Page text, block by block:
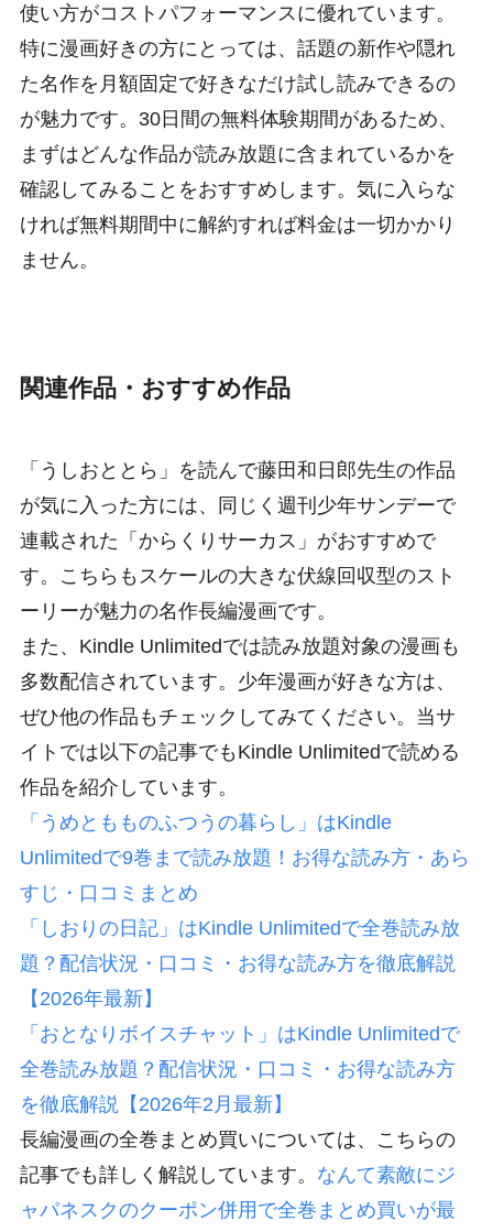
使い方がコストパフォーマンスに優れています。
特に漫画好きの方にとっては、話題の新作や隠れ
た名作を月額固定で好きなだけ試し読みできるの
が魅力です。30日間の無料体験期間があるため、
まずはどんな作品が読み放題に含まれているかを
確認してみることをおすすめします。気に入らな
ければ無料期間中に解約すれば料金は一切かかり
ません。
関連作品・おすすめ作品
「うしおととら」を読んで藤田和日郎先生の作品
が気に入った方には、同じく週刊少年サンデーで
連載された「からくりサーカス」がおすすめで
す。こちらもスケールの大きな伏線回収型のスト
ーリーが魅力の名作長編漫画です。
また、Kindle Unlimitedでは読み放題対象の漫画も
多数配信されています。少年漫画が好きな方は、
ぜひ他の作品もチェックしてみてください。当サ
イトでは以下の記事でもKindle Unlimitedで読める
作品を紹介しています。
「うめともものふつうの暮らし」はKindle
Unlimitedで9巻まで読み放題！お得な読み方・あら
すじ・口コミまとめ
「しおりの日記」はKindle Unlimitedで全巻読み放
題？配信状況・口コミ・お得な読み方を徹底解説
【2026年最新】
「おとなりボイスチャット」はKindle Unlimitedで
全巻読み放題？配信状況・口コミ・お得な読み方
を徹底解説【2026年2月最新】
長編漫画の全巻まとめ買いについては、こちらの
記事でも詳しく解説しています。 なんて素敵にジ
ャパネスクのクーポン併用で全巻まとめ買いが最